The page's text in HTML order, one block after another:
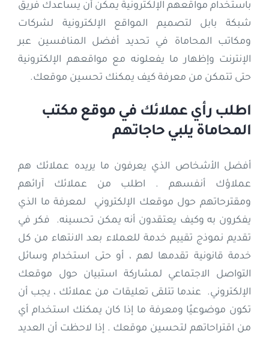
باستخدام مواقعهم الإلكترونية يمكن أن يساعدك فريق
شبكة بابل لتصميم المواقع الإلكترونية لشركات
ومكاتب المحاماة في تحديد أفضل المنافسين عبر
الإنترنت وإظهار ما يفعلونه مع مواقعهم الإلكترونية
حتى تتمكن من معرفة كيف يمكنك تحسين موقعك.
اطلب رأي عملائك في موقع مكتب
المحاماة يلبي حاجاتهم
أفضل الأشخاص الذي يعرفون ما يريده عملائك هم
عملاؤك أنفسهم . اطلب من عملائك آرائهم
ومقترحاتهم حول موقعك الإلكتروني لمعرفة ما الذي
يفكرون به وكيف يعتقدون أنه يمكن تحسينه. فكر في
تقديم نموذج تقييم خدمة للعملاء بعد الانتهاء من كل
خدمة قانونية تقدمها لهم ، أو حتى استخدام وسائل
التواصل الاجتماعي لمشاركة استبيان حول موقعك
الإلكتروني. عندما تتلقى تعليقات من عملائك ، يجب أن
تكون موضوعيًا ومعرفة ما إذا كان يمكنك استخدام أي
من اقتراحاتهم لتحسين موقعك . إذا لاحظت أن العديد